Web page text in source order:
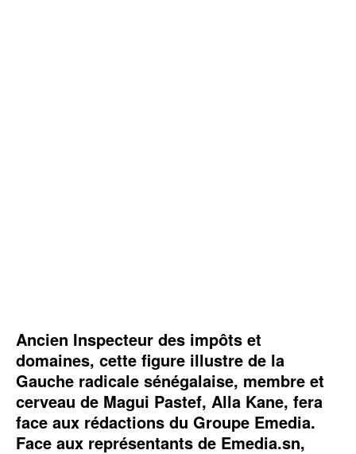
Ancien Inspecteur des impôts et
domaines, cette figure illustre de la
Gauche radicale sénégalaise, membre et
cerveau de Magui Pastef, Alla Kane, fera
face aux rédactions du Groupe Emedia.
Face aux représentants de Emedia.sn,